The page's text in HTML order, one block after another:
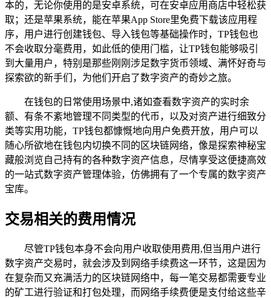
本的，无论你使用的是安卓系统，可在安卓应用商店中轻松获
取；还是苹果系统，能在苹果App Store里免费下载该应用程
序，用户进行创建钱包、导入钱包等基础操作时，TP钱包也
不会收取分毫费用，如此低的使用门槛，让TP钱包能够吸引
到大量用户，特别是那些刚刚涉足数字货币领域、满怀好奇与
探索欲的新手们，为他们开启了数字资产的奇妙之旅。
在钱包的日常使用场景中,诸如查看数字资产的实时余
额、有条不紊地管理不同类型的代币，以及对资产进行细致分
类等实用功能，TP钱包都慷慨地向用户免费开放，用户可以
随心所欲地在钱包内切换不同的区块链网络，像是探索神秘宝
藏般浏览自己持有的各种数字资产信息，尽情享受这便捷高效
的一站式数字资产管理体验，仿佛拥有了一个专属的数字资产
宝库。
交易相关的费用情况
尽管TP钱包本身不会向用户收取使用费用,但当用户进行
数字资产交易时，就会涉及到网络手续费这一环节，这是因为
在复杂而又充满活力的区块链网络中，每一笔交易都需要专业
的矿工进行验证和打包处理，而网络手续费便是支付给这些辛